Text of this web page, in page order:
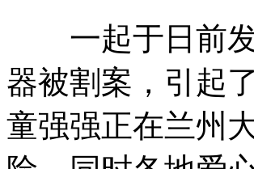
西单女子反扒队“逛街”抓贼
女子因矛盾烧姨妈115万现金
一起于日前发
器被割案，引起
童强强正在兰州